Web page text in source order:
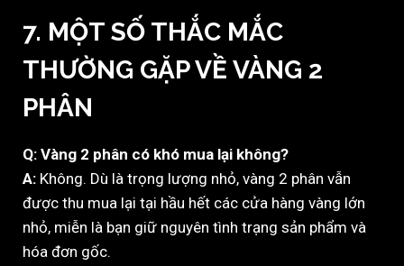
7. MỘT SỐ THẮC MẮC
THƯỜNG GẶP VỀ VÀNG 2
PHÂN
Q: Vàng 2 phân có khó mua lại không?
A: Không. Dù là trọng lượng nhỏ, vàng 2 phân vẫn
được thu mua lại tại hầu hết các cửa hàng vàng lớn
nhỏ, miễn là bạn giữ nguyên tình trạng sản phẩm và
hóa đơn gốc.